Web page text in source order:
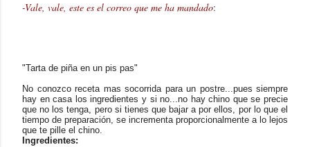
-Vale, vale, este es el correo que me ha mandado:
"Tarta de piña en un pis pas"
No conozco receta mas socorrida para un postre...pues siempre
hay en casa los ingredientes y si no...no hay chino que se precie
que no los tenga, pero si tienes que bajar a por ellos, por lo que el
tiempo de preparación, se incrementa proporcionalmente a lo lejos
que te pille el chino.
Ingredientes: